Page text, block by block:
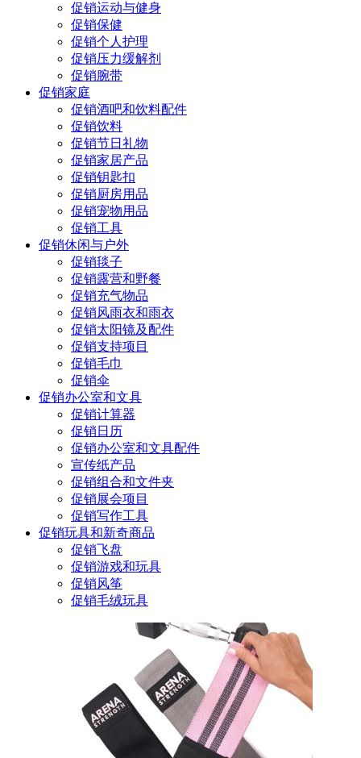
促销运动与健身
促销保健
促销个人护理
促销压力缓解剂
促销腕带
促销家庭
促销酒吧和饮料配件
促销饮料
促销节日礼物
促销家居产品
促销钥匙扣
促销厨房用品
促销宠物用品
促销工具
促销休闲与户外
促销毯子
促销露营和野餐
促销充气物品
促销风雨衣和雨衣
促销太阳镜及配件
促销支持项目
促销毛巾
促销伞
促销办公室和文具
促销计算器
促销日历
促销办公室和文具配件
宣传纸产品
促销组合和文件夹
促销展会项目
促销写作工具
促销玩具和新奇商品
促销飞盘
促销游戏和玩具
促销风筝
促销毛绒玩具